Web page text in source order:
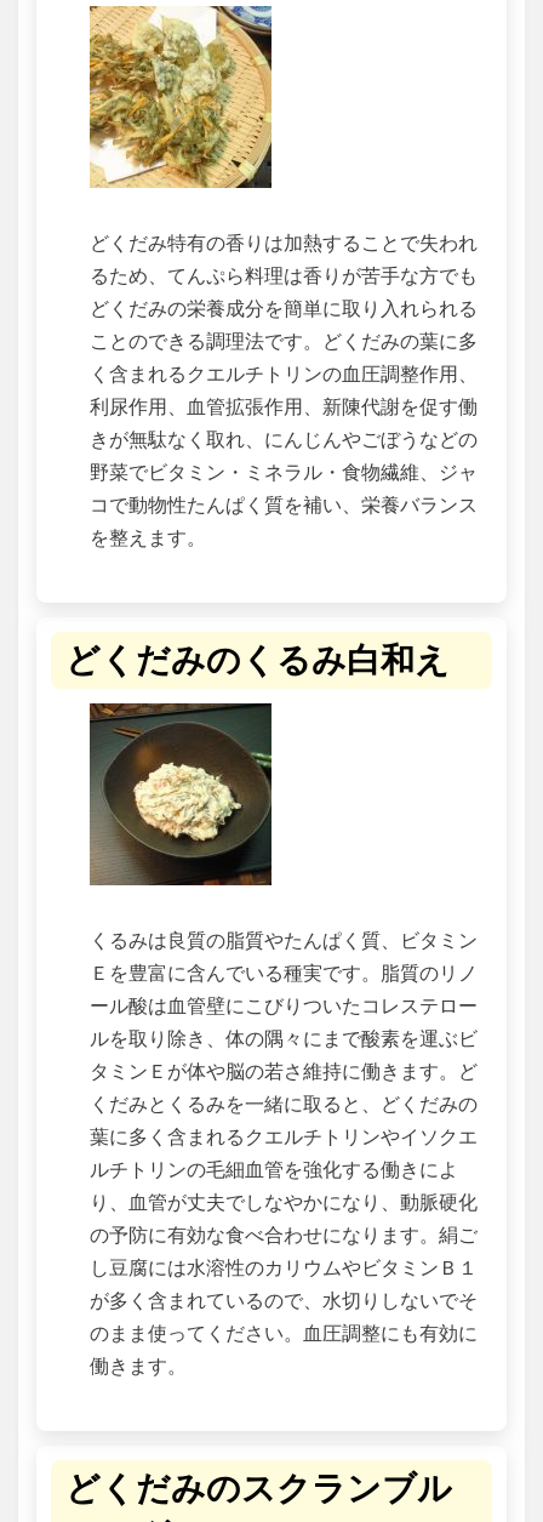
どくだみ特有の香りは加熱することで失われ
るため、てんぷら料理は香りが苦手な方でも
どくだみの栄養成分を簡単に取り入れられる
ことのできる調理法です。どくだみの葉に多
く含まれるクエルチトリンの血圧調整作用、
利尿作用、血管拡張作用、新陳代謝を促す働
きが無駄なく取れ、にんじんやごぼうなどの
野菜でビタミン・ミネラル・食物繊維、ジャ
コで動物性たんぱく質を補い、栄養バランス
を整えます。
どくだみのくるみ白和え
くるみは良質の脂質やたんぱく質、ビタミン
Ｅを豊富に含んでいる種実です。脂質のリノ
ール酸は血管壁にこびりついたコレステロー
ルを取り除き、体の隅々にまで酸素を運ぶビ
タミンＥが体や脳の若さ維持に働きます。ど
くだみとくるみを一緒に取ると、どくだみの
葉に多く含まれるクエルチトリンやイソクエ
ルチトリンの毛細血管を強化する働きによ
り、血管が丈夫でしなやかになり、動脈硬化
の予防に有効な食べ合わせになります。絹ご
し豆腐には水溶性のカリウムやビタミンＢ１
が多く含まれているので、水切りしないでそ
のまま使ってください。血圧調整にも有効に
働きます。
どくだみのスクランブル